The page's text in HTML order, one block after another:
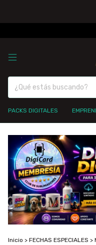
PACKS DIGITALES
Inicio > FECHAS ESPECIALES >